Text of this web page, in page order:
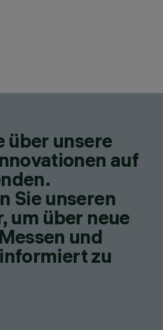
über unsere
auf
Sie unseren
um über neue
und
zu